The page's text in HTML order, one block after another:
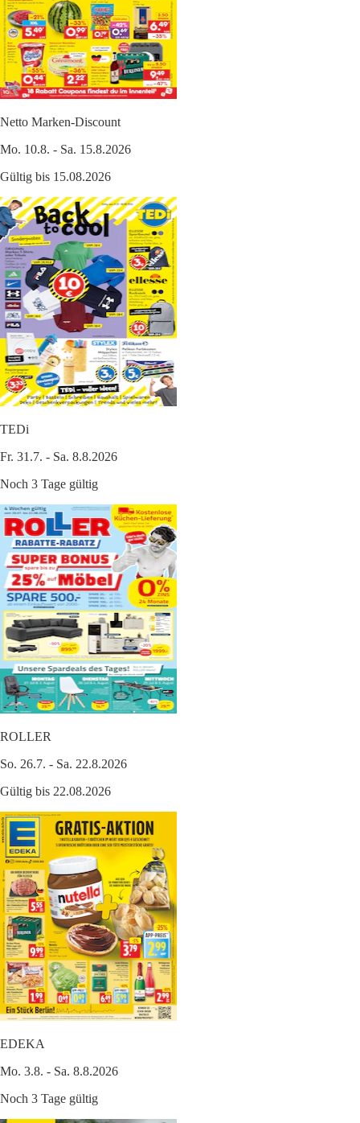
Netto Marken-Discount
Mo. 10.8. - Sa. 15.8.2026
Gültig bis 15.08.2026
TEDi
Fr. 31.7. - Sa. 8.8.2026
Noch 3 Tage gültig
ROLLER
So. 26.7. - Sa. 22.8.2026
Gültig bis 22.08.2026
EDEKA
Mo. 3.8. - Sa. 8.8.2026
Noch 3 Tage gültig